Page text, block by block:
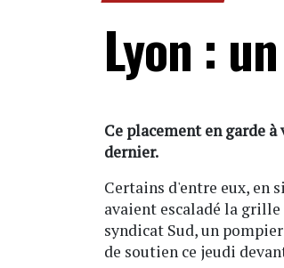
Lyon :
Ce placement en garde
dernier.
Certains d'entre eux, en
avaient escaladé la
syndicat Sud, un
de soutien ce jeudi